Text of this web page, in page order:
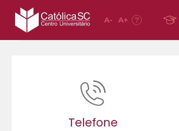
A- A+ ?
Home FOMO
Telefone